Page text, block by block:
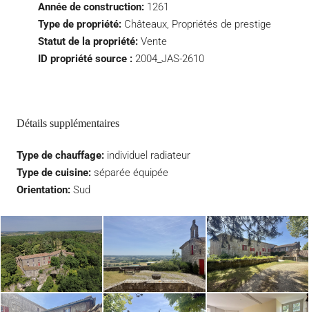
Année de construction: 1261
Type de propriété: Châteaux, Propriétés de prestige
Statut de la propriété: Vente
ID propriété source : 2004_JAS-2610
Détails supplémentaires
Type de chauffage: individuel radiateur
Type de cuisine: séparée équipée
Orientation: Sud